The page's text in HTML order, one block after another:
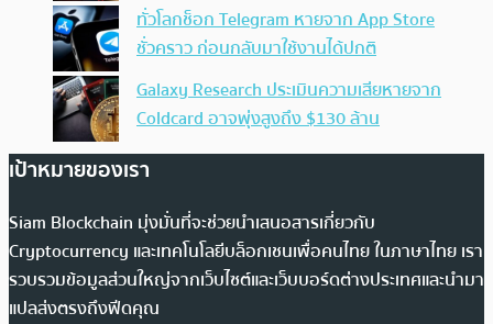
ทั่วโลกช็อก Telegram หายจาก App Store
ชั่วคราว ก่อนกลับมาใช้งานได้ปกติ
Galaxy Research ประเมินความเสียหายจาก
Coldcard อาจพุ่งสูงถึง $130 ล้าน
เป้าหมายของเรา
Siam Blockchain มุ่งมั่นที่จะช่วยนำเสนอสารเกี่ยวกับ
Cryptocurrency และเทคโนโลยีบล็อกเชนเพื่อคนไทย ในภาษาไทย เรา
รวบรวมข้อมูลส่วนใหญ่จากเว็บไซต์และเว็บบอร์ดต่างประเทศและนำมา
แปลส่งตรงถึงฟีดคุณ